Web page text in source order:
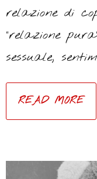
relazione di
“relazione
sessuale,
READ MORE